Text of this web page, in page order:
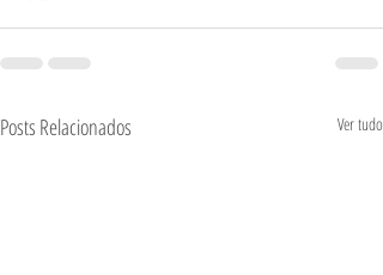
Posts Relacionados Ver tudo